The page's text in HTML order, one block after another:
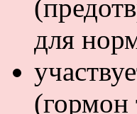
для
(гормон